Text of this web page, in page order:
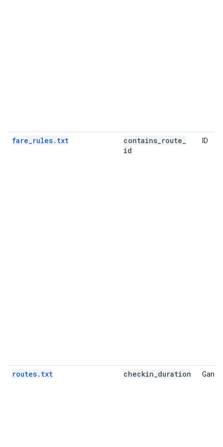
fare_rules.txt contains route
id
ID
routes.txt checkin duration